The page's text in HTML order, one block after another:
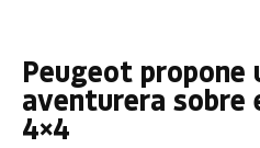
Peugeot propone
aventurera sobre
4×4